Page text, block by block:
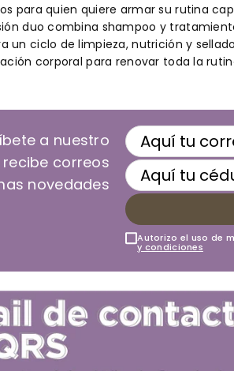
para quien quiere armar su rutina
duo combina shampoo y
un ciclo de limpieza, nutrición y
corporal para renovar toda la
a nuestro
recibe correos
novedades
Autorizo el uso de
y condiciones